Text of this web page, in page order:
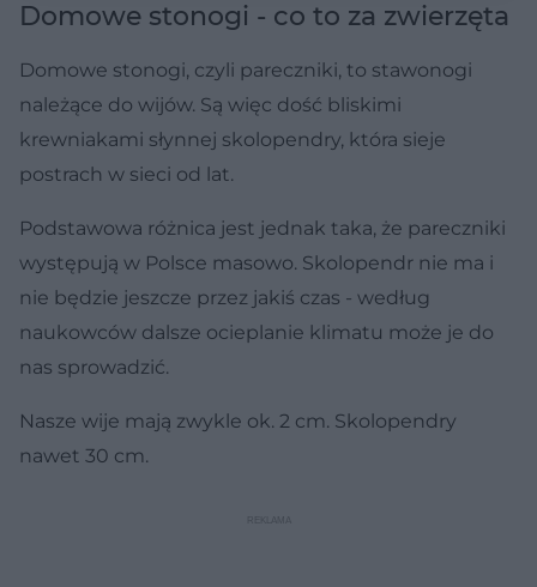
Domowe stonogi - co to za zwierzęta
Domowe stonogi, czyli pareczniki, to stawonogi
należące do wijów. Są więc dość bliskimi
krewniakami słynnej skolopendry, która sieje
postrach w sieci od lat.
Podstawowa różnica jest jednak taka, że pareczniki
występują w Polsce masowo. Skolopendr nie ma i
nie będzie jeszcze przez jakiś czas - według
naukowców dalsze ocieplanie klimatu może je do
nas sprowadzić.
Nasze wije mają zwykle ok. 2 cm. Skolopendry
nawet 30 cm.